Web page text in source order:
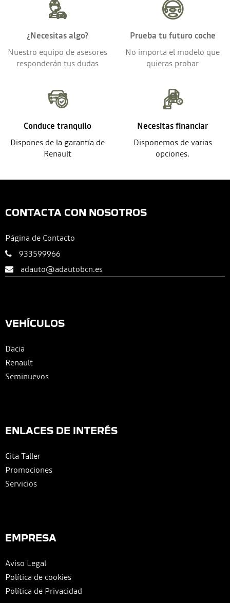
¿Necesitas algo?
Nuestro equipo de asesores
responderán tus dudas
Prueba tu futuro coche
No importa el modelo que
quieras probar
Conduce tranquilo
Dispones de la garantía de
Renault
Necesitas financiar
Disponemos de varias
opciones.
CONTACTA CON NOSOTROS
Página de Contacto
933599966
adauto@adautobcn.es
VEHÍCULOS
Dacia
Renault
Seminuevos
ENLACES DE INTERÉS
Cita Taller
Promociones
Servicios
EMPRESA
Aviso Legal
Política de cookies
Política de Privacidad